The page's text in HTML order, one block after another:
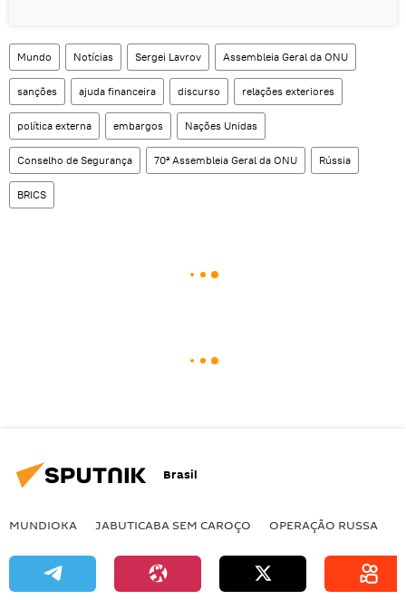
Mundo Notícias Sergei Lavrov Assembleia Geral da ONU
sanções ajuda financeira discurso relações exteriores
política externa embargos Nações Unidas
Conselho de Segurança 70ª Assembleia Geral da ONU Rússia
BRICS
Brasil
MUNDIOKA JABUTICABA SEM CAROÇO OPERAÇÃO RUSSA